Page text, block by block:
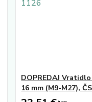
DOPREDAJ
16 mm (M9-M27),